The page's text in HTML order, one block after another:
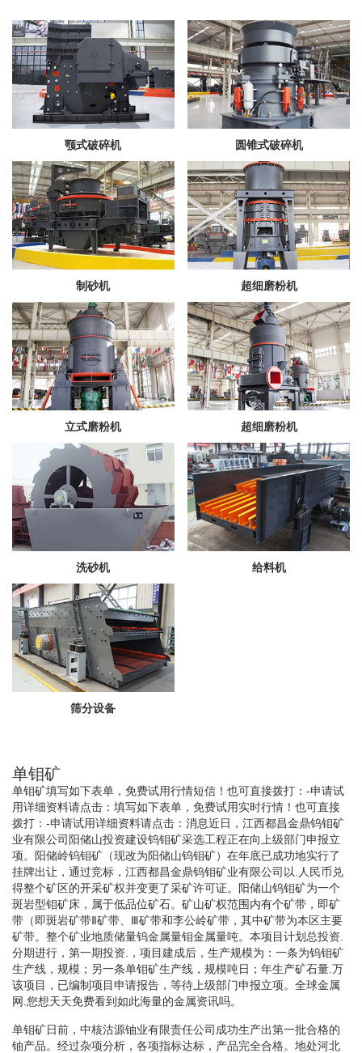
颚式破碎机 圆锥式破碎机
制砂机 超细磨粉机
立式磨粉机 超细磨粉机
洗砂机 给料机
筛分设备
单钼矿
单钼矿填写如下表单，免费试用行情短信！也可直接拨打：-申请试
用详细资料请点击：填写如下表单，免费试用实时行情！也可直接
拨打：-申请试用详细资料请点击：消息近日，江西都昌金鼎钨钼矿
业有限公司阳储山投资建设钨钼矿采选工程正在向上级部门申报立
项。阳储岭钨钼矿（现改为阳储山钨钼矿）在年底已成功地实行了
挂牌出让，通过竞标，江西都昌金鼎钨钼矿业有限公司以.人民币兑
得整个矿区的开采矿权并变更了采矿许可证。阳储山钨钼矿为一个
斑岩型钼矿床，属于低品位矿石。矿山矿权范围内有个矿带，即矿
带（即斑岩矿带Ⅱ矿带、Ⅲ矿带和李公岭矿带，其中矿带为本区主要
矿带。整个矿业地质储量钨金属量钼金属量吨。本项目计划总投资.
分期进行，第一期投资.，项目建成后，生产规模为：一条为钨钼矿
生产线，规模；另一条单钼矿生产线，规模吨日；年生产矿石量.万
该项目，已编制项目申请报告，等待上级部门申报立项。全球金属
网.您想天天免费看到如此海量的金属资讯吗。
单钼矿日前，中核沽源铀业有限责任公司成功生产出第一批合格的
铀产品。经过杂项分析，各项指标达标，产品完全合格。地处河北